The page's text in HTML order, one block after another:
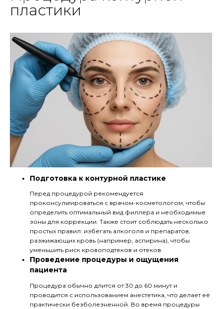
пластики
Подготовка к контурной пластике
Перед процедурой рекомендуется
проконсультироваться с врачом-косметологом, чтобы
определить оптимальный вид филлера и необходимые
зоны для коррекции. Также стоит соблюдать несколько
простых правил: избегать алкоголя и препаратов,
разжижающих кровь (например, аспирина), чтобы
уменьшить риск кровоподтеков и отеков.
Проведение процедуры и ощущения
пациента
Процедура обычно длится от 30 до 60 минут и
проводится с использованием анестетика, что делает её
практически безболезненной. Во время процедуры